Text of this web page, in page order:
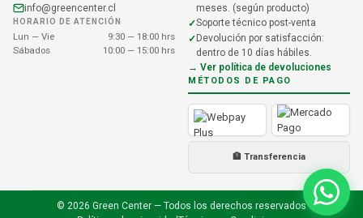
info@greencenter.cl
HORARIO DE ATENCIÓN
Lun — Vie
9:30 — 18:00 hrs
Sábados
10:00 — 15:00 hrs
meses. (según producto)
Soporte técnico post-venta
Devolución por satisfacción:
dentro de 10 días hábiles.
→ Ver política de devoluciones
MÉTODOS DE PAGO
🏦 Transferencia
© 2026 Green Center — Todos los derechos reservados